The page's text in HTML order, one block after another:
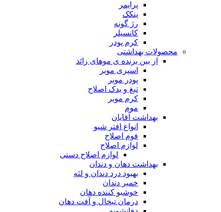
پرایمر
پنکک
رژ گونه
کانسیلر
کرم پودر
محصولات بهداشتی
از بین برنده ی موهای زائد
اسپری موبر
پودر موبر
تیغ و یدک اصلاح
کرم موبر
موم
بهداشت آقایان
انواع افتر شیو
فوم اصلاح
لوازم اصلاح
لوازم اصلاح دستی
بهداشت دهان و دندان
بهبود درد دندان و لثه
خمیر دندان
خوشبو کننده دهان
درمان تبخال و آفت دهان